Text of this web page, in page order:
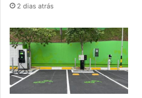
2 dias atrás